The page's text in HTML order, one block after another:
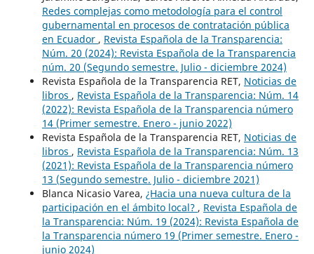
Redes complejas como metodología para el control
gubernamental en procesos de contratación pública
en Ecuador , Revista Española de la Transparencia:
Núm. 20 (2024): Revista Española de la Transparencia
núm. 20 (Segundo semestre. Julio - diciembre 2024)
Revista Española de la Transparencia RET, Noticias de
libros , Revista Española de la Transparencia: Núm. 14
(2022): Revista Española de la Transparencia número
14 (Primer semestre. Enero - junio 2022)
Revista Española de la Transparencia RET, Noticias de
libros , Revista Española de la Transparencia: Núm. 13
(2021): Revista Española de la Transparencia número
13 (Segundo semestre. Julio - diciembre 2021)
Blanca Nicasio Varea, ¿Hacia una nueva cultura de la
participación en el ámbito local? , Revista Española de
la Transparencia: Núm. 19 (2024): Revista Española de
la Transparencia número 19 (Primer semestre. Enero -
junio 2024)